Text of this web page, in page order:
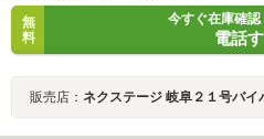
無
料
今すぐ在庫確
電話
販売店： ネクステージ 岐阜２１号バイ